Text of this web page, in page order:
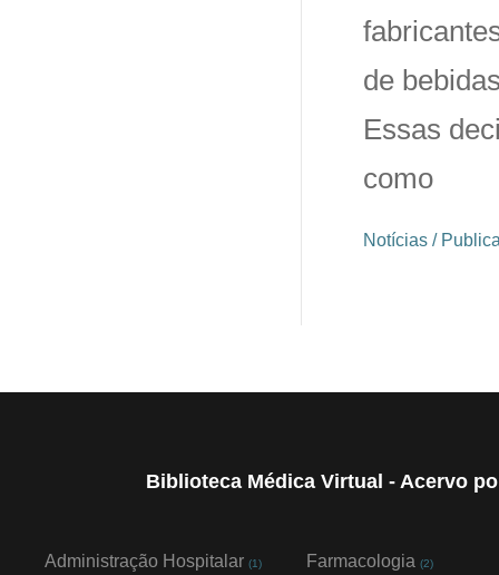
de
Essas
como
Notícias /
Biblioteca Médica Virtual - Acervo
Administração Hospitalar (1) Farmacologia (2)